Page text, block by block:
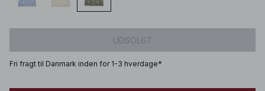
UDSOLGT
Fri fragt til Danmark inden for 1-3 hverdage*